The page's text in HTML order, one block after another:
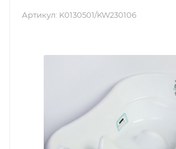
Артикул: K0130501/KW230106